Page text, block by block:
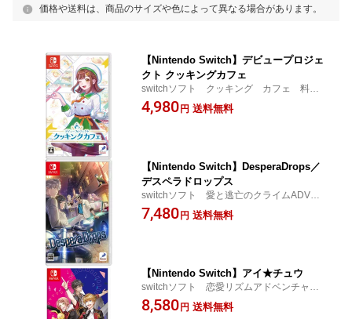
価格や送料は、商品のサイズや色によって異なる場合があります。
【Nintendo Switch】デビュープロジェ
クト クッキングカフェ
switchソフト クッキング カフェ 料理
ゲーム HAC-P-BJ7QA
4,980 円 送料無料
【Nintendo Switch】DesperaDrops／
デスペラドロップス
switchソフト 愛と逃亡のクライムADV H
AC-P-BD39A
7,480 円 送料無料
【Nintendo Switch】アイ★チュウ
switchソフト 恋愛リズムアドベンチャ
ー アイチュウ HAC-P-A5XXA
8,580 円 送料無料